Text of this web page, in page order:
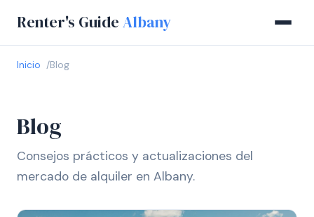
Renter's Guide Albany
Inicio Blog
Blog
Consejos prácticos y actualizaciones del
mercado de alquiler en Albany.